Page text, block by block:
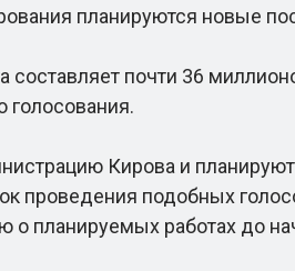
планируются новые
почти 36
голосования.
Кирова и
проведения подобных
планируемых работах до